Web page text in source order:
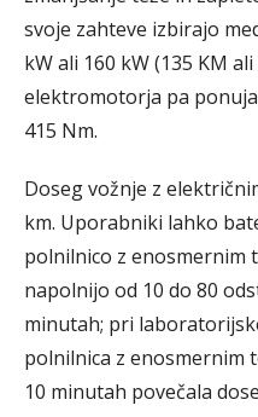
svoje zahteve izbirajo
kW ali 160 kW (135 KM
elektromotorja pa
415 Nm.
Doseg vožnje z
km. Uporabniki lahko
polnilnico z enosmernim
napolnijo od 10 do 80
minutah; pri
polnilnica z enosmernim
10 minutah povečala